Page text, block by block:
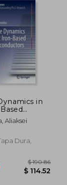
in
(en
Aliaksei
Dura,